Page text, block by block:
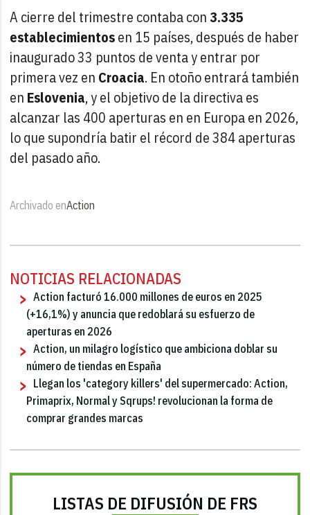
A cierre del trimestre contaba con3.335
establecimientosen 15 países, después de haber
inaugurado 33 puntos de venta y entrar por
primera vez en Croacia. En otoño entrará también
en Eslovenia, y el objetivo de la directiva es
alcanzar las 400 aperturas en en Europa en 2026,
lo que supondría batir el récord de 384 aperturas
del pasado año.
Archivado enAction
NOTICIAS RELACIONADAS
Action facturó 16.000 millones de euros en 2025
(+16,1%) y anuncia que redoblará su esfuerzo de
aperturas en 2026
Action, un milagro logístico que ambiciona doblar su
número de tiendas en España
Llegan los 'category killers' del supermercado: Action,
Primaprix, Normal y Sqrups! revolucionan la forma de
comprar grandes marcas
LISTAS DE DIFUSIÓN DE FRS